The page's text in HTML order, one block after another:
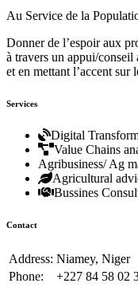
Au Service de la
Donner de l’espoir aux
à travers un appui/conseil
et en mettant l’accent sur
Services
Digital
Value Chains
Agribusiness/ Ag
Agricultural
Bussines
Contact
Address: Niamey, Niger
Phone:
+227 84 58 02